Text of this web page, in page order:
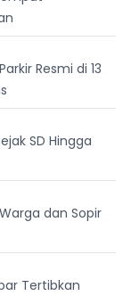
Resmi di 13
SD Hingga
dan Sopir
Tertibkan